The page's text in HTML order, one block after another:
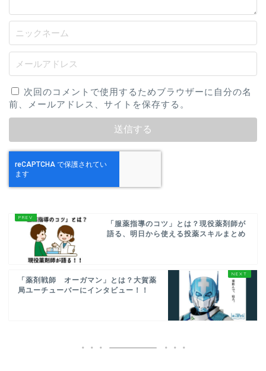
次回のコメントで使用するためブラウザーに自分の名
前、メールアドレス、サイトを保存する。
「服薬指導のコツ」とは？現役薬剤師が
語る、明日から使える投薬スキルまとめ
「薬剤戦師 オーガマン」とは？大賀薬
局ユーチューバーにインタビュー！！